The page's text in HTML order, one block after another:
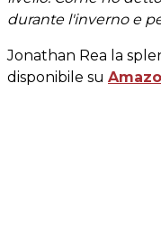
durante l'inverno e
Jonathan Rea la
disponibile su